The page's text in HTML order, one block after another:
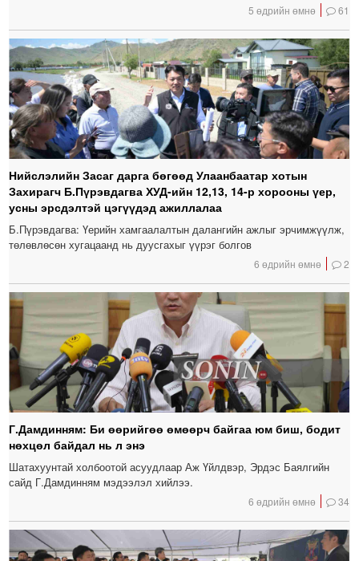
5 өдрийн өмнө 61
Нийслэлийн Засаг дарга бөгөөд Улаанбаатар хотын
Захирагч Б.Пүрэвдагва ХУД-ийн 12,13, 14-р хорооны үер,
усны эрсдэлтэй цэгүүдэд ажиллалаа
Б.Пүрэвдагва: Үерийн хамгаалалтын далангийн ажлыг эрчимжүүлж,
төлөвлөсөн хугацаанд нь дуусгахыг үүрэг болгов
6 өдрийн өмнө 2
Г.Дамдинням: Би өөрийгөө өмөөрч байгаа юм биш, бодит
нөхцөл байдал нь л энэ
Шатахуунтай холбоотой асуудлаар Аж Үйлдвэр, Эрдэс Баялгийн
сайд Г.Дамдинням мэдээлэл хийлээ.
6 өдрийн өмнө 34